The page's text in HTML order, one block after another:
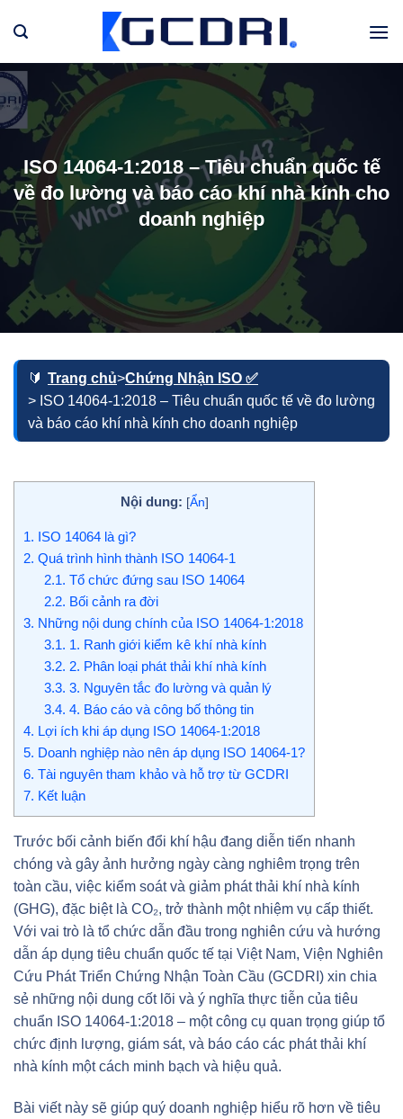
qua
dung
ISO 14064-1:2018 – Tiêu chuẩn quốc tế
về đo lường và báo cáo khí nhà kính cho
doanh nghiệp
Trang chủ>Chứng Nhận ISO ✅
> ISO 14064-1:2018 – Tiêu chuẩn quốc tế về đo lường
và báo cáo khí nhà kính cho doanh nghiệp
Nội dung: [Ẩn]
1. ISO 14064 là gì?
2. Quá trình hình thành ISO 14064-1
2.1. Tổ chức đứng sau ISO 14064
2.2. Bối cảnh ra đời
3. Những nội dung chính của ISO 14064-1:2018
3.1. 1. Ranh giới kiểm kê khí nhà kính
3.2. 2. Phân loại phát thải khí nhà kính
3.3. 3. Nguyên tắc đo lường và quản lý
3.4. 4. Báo cáo và công bố thông tin
4. Lợi ích khi áp dụng ISO 14064-1:2018
5. Doanh nghiệp nào nên áp dụng ISO 14064-1?
6. Tài nguyên tham khảo và hỗ trợ từ GCDRI
7. Kết luận
Trước bối cảnh biến đổi khí hậu đang diễn tiến nhanh
chóng và gây ảnh hưởng ngày càng nghiêm trọng trên
toàn cầu, việc kiểm soát và giảm phát thải khí nhà kính
(GHG), đặc biệt là CO₂, trở thành một nhiệm vụ cấp thiết.
Với vai trò là tổ chức dẫn đầu trong nghiên cứu và hướng
dẫn áp dụng tiêu chuẩn quốc tế tại Việt Nam, Viện Nghiên
Cứu Phát Triển Chứng Nhận Toàn Cầu (GCDRI) xin chia
sẻ những nội dung cốt lõi và ý nghĩa thực tiễn của tiêu
chuẩn ISO 14064-1:2018 – một công cụ quan trọng giúp tổ
chức định lượng, giám sát, và báo cáo các phát thải khí
nhà kính một cách minh bạch và hiệu quả.
Bài viết này sẽ giúp quý doanh nghiệp hiểu rõ hơn về tiêu